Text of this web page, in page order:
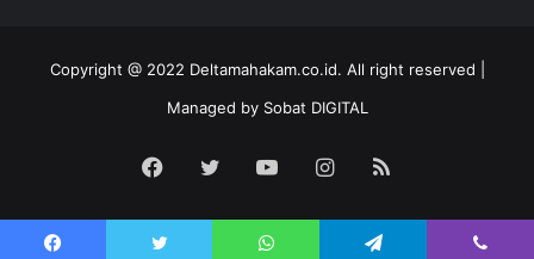
Copyright @ 2022 Deltamahakam.co.id. All right reserved |
Managed by Sobat DIGITAL
Facebook
Twitter YouTubeInstagram